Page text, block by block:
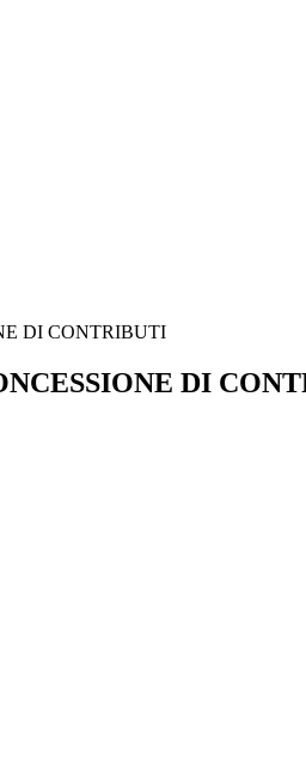
DI CONTRIBUTI
DI